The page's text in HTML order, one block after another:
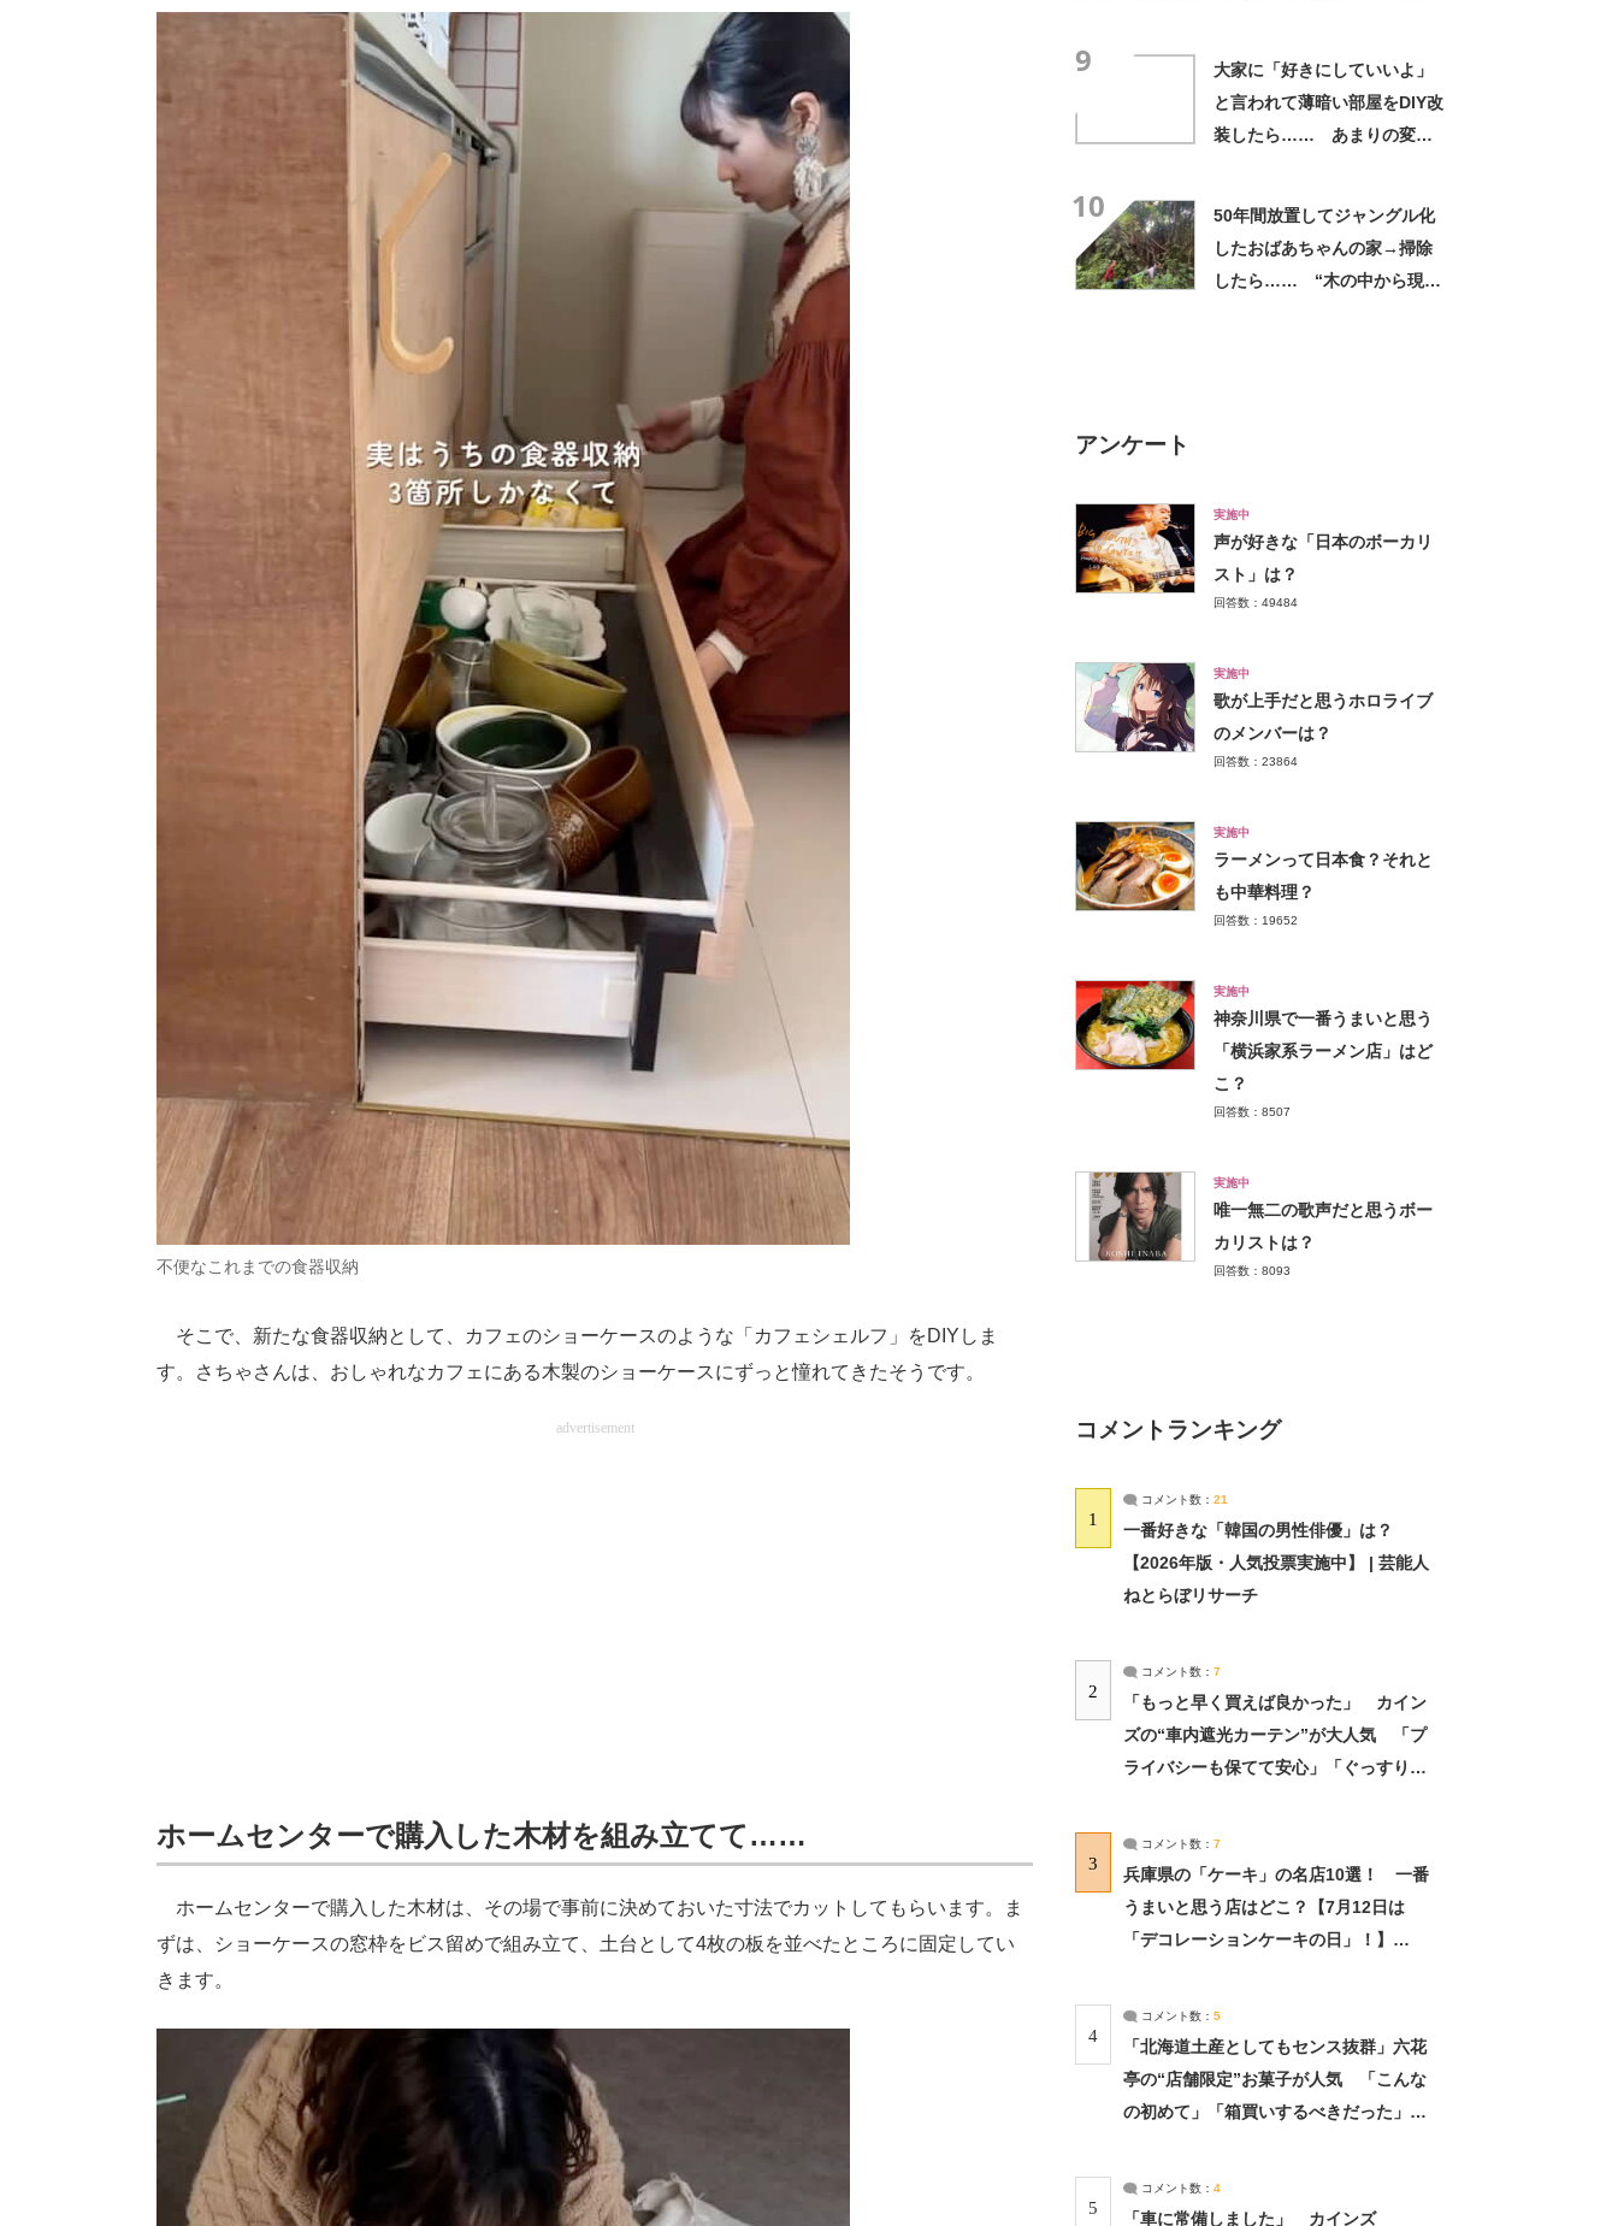
不便なこれまでの食器収納
そこで、新たな食器収納として、カフェのショーケースのような「カフェシェルフ」をDIYしま
す。さちゃさんは、おしゃれなカフェにある木製のショーケースにずっと憧れてきたそうです。
advertisement
ホームセンターで購入した木材を組み立てて……
ホームセンターで購入した木材は、その場で事前に決めておいた寸法でカットしてもらいます。ま
ずは、ショーケースの窓枠をビス留めで組み立て、土台として4枚の板を並べたところに固定してい
きます。
9
大家に「好きにしていいよ」
と言われて薄暗い部屋をDIY改
装したら…… あまりの変貌
10
50年間放置してジャングル化
したおばあちゃんの家→掃除
したら…… “木の中から現れ
アンケート
実施中
声が好きな「日本のボーカリ
スト」は？
回答数：49484
実施中
歌が上手だと思うホロライブ
のメンバーは？
回答数：23864
実施中
ラーメンって日本食？それと
も中華料理？
回答数：19652
実施中
神奈川県で一番うまいと思う
「横浜家系ラーメン店」はど
こ？
回答数：8507
実施中
唯一無二の歌声だと思うボー
カリストは？
回答数：8093
コメントランキング
1
コメント数： 21
一番好きな「韓国の男性俳優」は？
【2026年版・人気投票実施中】 | 芸能人
ねとらぼリサーチ
2
コメント数： 7
「もっと早く買えば良かった」 カイン
ズの“車内遮光カーテン”が大人気 「プ
ライバシーも保てて安心」「ぐっすり眠
3
コメント数： 7
兵庫県の「ケーキ」の名店10選！ 一番
うまいと思う店はどこ？【7月12日は
「デコレーションケーキの日」！】
4
コメント数： 5
「北海道土産としてもセンス抜群」六花
亭の“店舗限定”お菓子が人気 「こんな
の初めて」「箱買いするべきだった」
5
コメント数： 4
「車に常備しました」 カインズ